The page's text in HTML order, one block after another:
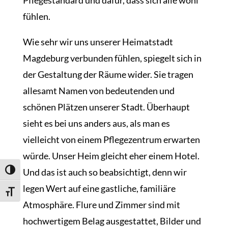
Umschalten auf hohe Kontraste
Schrift vergrößern
fühlen.
Wie sehr wir uns unserer Heimatstadt
Magdeburg verbunden fühlen, spiegelt sich in
der Gestaltung der Räume wider. Sie tragen
allesamt Namen von bedeutenden und
schönen Plätzen unserer Stadt. Überhaupt
sieht es bei uns anders aus, als man es
vielleicht von einem Pflegezentrum erwarten
würde. Unser Heim gleicht eher einem Hotel.
Und das ist auch so beabsichtigt, denn wir
legen Wert auf eine gastliche, familiäre
Atmosphäre. Flure und Zimmer sind mit
hochwertigem Belag ausgestattet, Bilder und